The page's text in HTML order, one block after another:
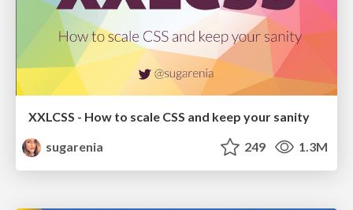
XXLCSS - How to scale CSS and keep your sanity
sugarenia
249 1.3M